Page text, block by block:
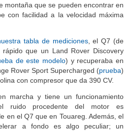
montaña que se pueden encontrar en
con facilidad a la velocidad máxima
tabla de mediciones, el Q7 (de
que un Land Rover Discovery
de este modelo) y recuperaba en
Rover Sport Supercharged (prueba)
con compresor que da 390 CV.
marcha y tiene un funcionamiento
ruido procedente del motor es
en el Q7 que en Touareg. Además, el
a fondo es algo peculiar; un